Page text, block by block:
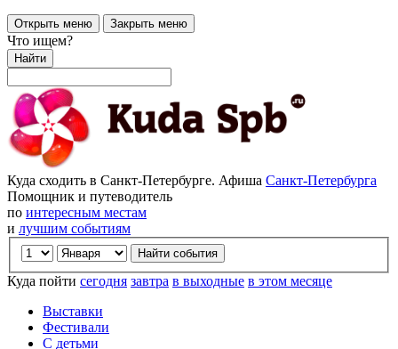
Открыть меню Закрыть меню
Что ищем?
Найти
Куда сходить в Санкт-Петербурге. Афиша Санкт-Петербурга
Помощник и путеводитель
по интересным местам
и лучшим событиям
Куда пойти сегодня завтра в выходные в этом месяце
Выставки
Фестивали
С детьми